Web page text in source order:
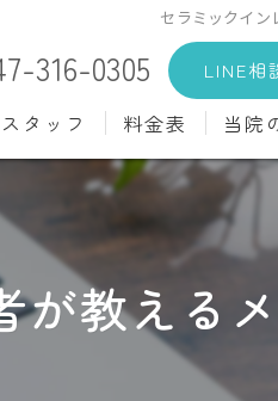
セラミックイン
316-0305 LINE相
予防歯科
入れ歯(義歯)
歯周病治療
スタッフ 料金表
材料詳細
自費診療料金
当院
マウ
イン
セラ
教える